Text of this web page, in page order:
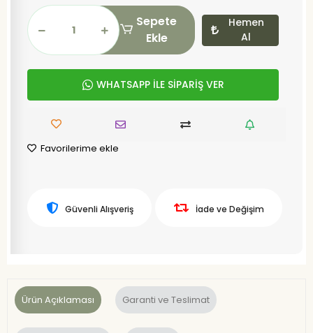
Sepete
Ekle
Hemen
Al
WHATSAPP İLE SİPARİŞ VER
Favorilerime ekle
Güvenli Alışveriş İade ve Değişim
Ürün Açıklaması Garanti ve Teslimat